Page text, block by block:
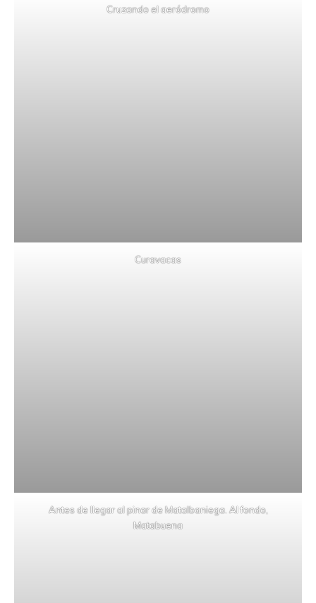
Cruzando el aeródromo
Curavacas
Antes de llegar al pinar de Matalbaniega. Al fondo,
Matabuena